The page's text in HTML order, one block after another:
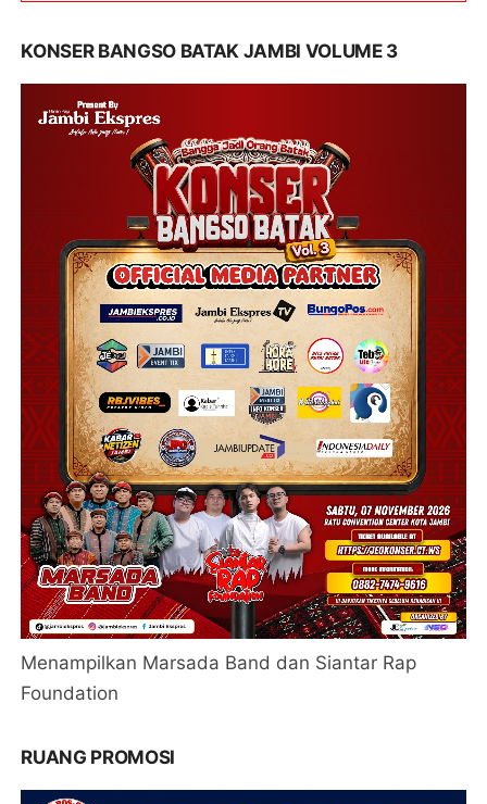
KONSER BANGSO BATAK JAMBI VOLUME 3
Menampilkan Marsada Band dan Siantar Rap
Foundation
RUANG PROMOSI